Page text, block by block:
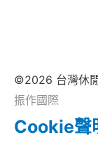
©2026 台灣休
振作國際
Cookie聲